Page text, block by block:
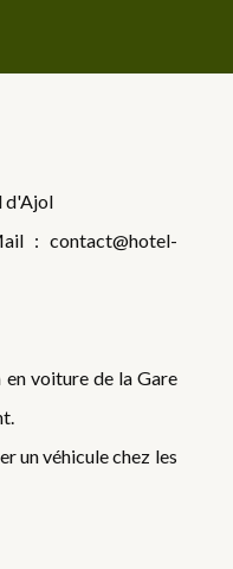
d'Ajol
: contact@hotel-
en voiture de la Gare
un véhicule chez les